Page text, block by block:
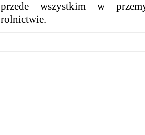
przede wszystkim w
rolnictwie.